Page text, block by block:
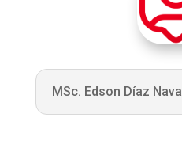
MSc. Edson Díaz Nava